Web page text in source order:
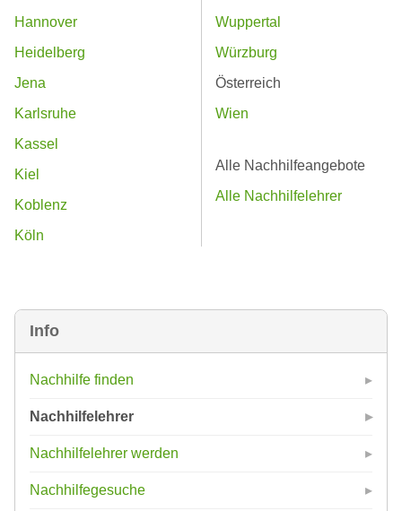
Info
Nachhilfe finden
Nachhilfelehrer
Nachhilfelehrer werden
Nachhilfegesuche
Hannover
Heidelberg
Jena
Karlsruhe
Kassel
Kiel
Koblenz
Köln
Wuppertal
Würzburg
Österreich
Wien
Alle Nachhilfeangebote
Alle Nachhilfelehrer